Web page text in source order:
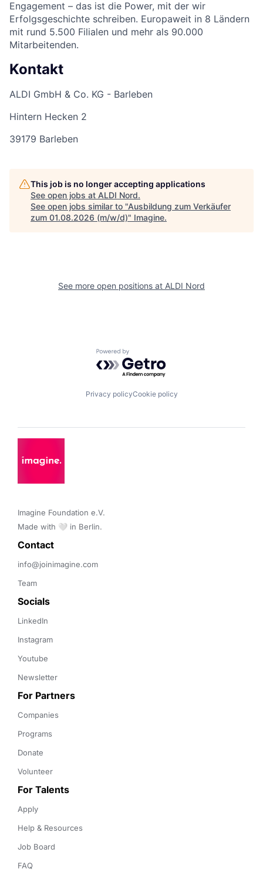
Engagement – das ist die Power, mit der wir
Erfolgsgeschichte schreiben. Europaweit in 8 Ländern
mit rund 5.500 Filialen und mehr als 90.000
Mitarbeitenden.
Kontakt
ALDI GmbH & Co. KG - Barleben
Hintern Hecken 2
39179 Barleben
This job is no longer accepting applications
See open jobs at ALDI Nord.
See open jobs similar to "Ausbildung zum Verkäufer
zum 01.08.2026 (m/w/d)" Imagine.
See more open positions at ALDI Nord
Powered by Getro.com
Privacy policyCookie policy
Imagine Foundation e.V.
Made with 🤍 in Berlin.
Contact
info@joinimagine.com
Team
Socials
LinkedIn
Instagram
Youtube
Newsletter
For Partners
Companies
Programs
Donate
Volunteer
For Talents
Apply
Help & Resources
Job Board
FAQ